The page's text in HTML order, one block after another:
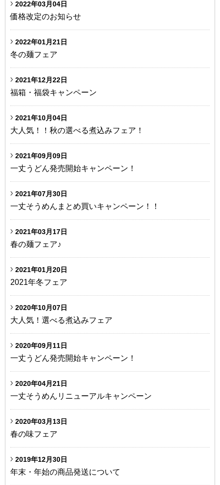
2022年03月04日
価格改定のお知らせ
2022年01月21日
冬の麺フェア
2021年12月22日
福箱・福袋キャンペーン
2021年10月04日
大人気！！秋の選べる煮込みフェア！
2021年09月09日
一丈うどん発売開始キャンペーン！
2021年07月30日
一丈そうめんまとめ買いキャンペーン！！
2021年03月17日
春の麺フェア♪
2021年01月20日
2021年冬フェア
2020年10月07日
大人気！選べる煮込みフェア
2020年09月11日
一丈うどん発売開始キャンペーン！
2020年04月21日
一丈そうめんリニューアルキャンペーン
2020年03月13日
春の味フェア
2019年12月30日
年末・年始の商品発送について